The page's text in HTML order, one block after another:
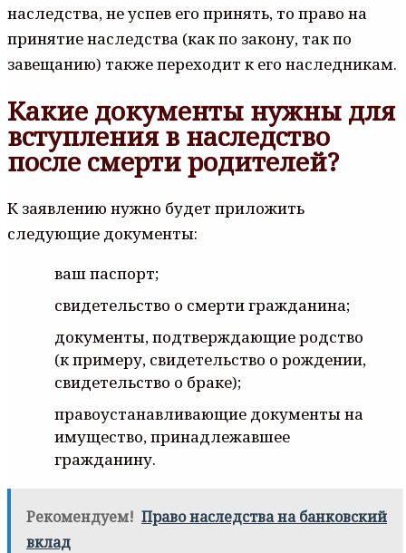
наследства, не успев его принять, то право на
принятие наследства (как по закону, так по
завещанию) также переходит к его наследникам.
Какие документы нужны для
вступления в наследство
после смерти родителей?
К заявлению нужно будет приложить
следующие документы:
ваш паспорт;
свидетельство о смерти гражданина;
документы, подтверждающие родство
(к примеру, свидетельство о рождении,
свидетельство о браке);
правоустанавливающие документы на
имущество, принадлежавшее
гражданину.
Рекомендуем! Право наследства на банковский
вклад